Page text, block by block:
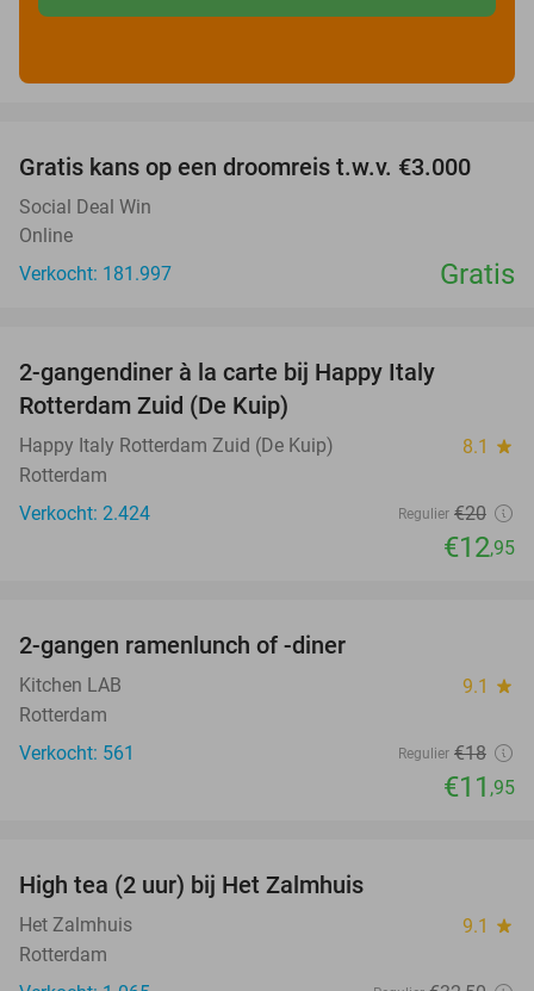
Gratis kans op een droomreis t.w.v. €3.000
Social Deal Win
Online
Verkocht: 181.997
Gratis
2-gangendiner à la carte bij Happy Italy
Rotterdam Zuid (De Kuip)
Happy Italy Rotterdam Zuid (De Kuip) 8.1 star
Rotterdam
Verkocht: 2.424
Regulier €20
€12,95
2-gangen ramenlunch of -diner
Kitchen LAB 9.1 star
Rotterdam
Verkocht: 561
Regulier €18
€11 ,95
High tea (2 uur) bij Het Zalmhuis
Het Zalmhuis 9.1 star
Rotterdam